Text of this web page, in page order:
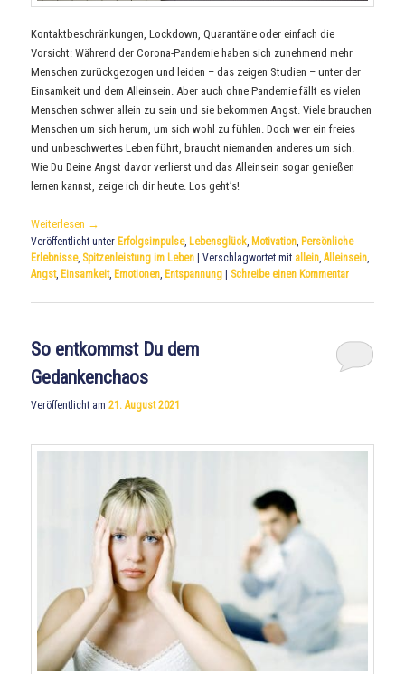
Kontaktbeschränkungen, Lockdown, Quarantäne oder einfach die
Vorsicht: Während der Corona-Pandemie haben sich zunehmend mehr
Menschen zurückgezogen und leiden – das zeigen Studien – unter der
Einsamkeit und dem Alleinsein. Aber auch ohne Pandemie fällt es vielen
Menschen schwer allein zu sein und sie bekommen Angst. Viele brauchen
Menschen um sich herum, um sich wohl zu fühlen. Doch wer ein freies
und unbeschwertes Leben führt, braucht niemanden anderes um sich.
Wie Du Deine Angst davor verlierst und das Alleinsein sogar genießen
lernen kannst, zeige ich dir heute. Los geht’s!
Weiterlesen →
Veröffentlicht unter Erfolgsimpulse, Lebensglück, Motivation, Persönliche
Erlebnisse, Spitzenleistung im Leben |Verschlagwortet mit allein,Alleinsein,
Angst, Einsamkeit, Emotionen, Entspannung Schreibe einen Kommentar
So entkommst Du dem
Gedankenchaos
Veröffentlicht am21. August 2021